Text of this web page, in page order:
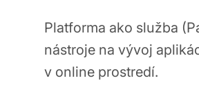
Platforma ako služba
nástroje na vývoj
v online prostredí.